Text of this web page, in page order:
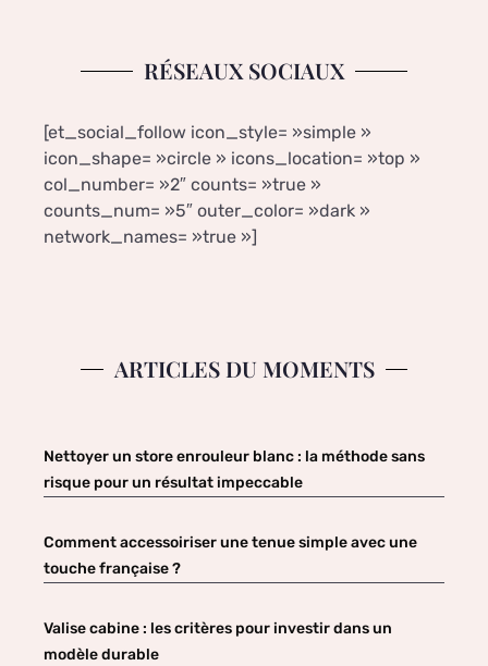
RÉSEAUX SOCIAUX
[et_social_follow icon_style= »simple »
icon_shape= »circle » icons_location= »top »
col_number= »2″ counts= »true »
counts_num= »5″ outer_color= »dark »
network_names= »true »]
ARTICLES DU MOMENTS
Nettoyer un store enrouleur blanc : la méthode sans
risque pour un résultat impeccable
Comment accessoiriser une tenue simple avec une
touche française ?
Valise cabine : les critères pour investir dans un
modèle durable